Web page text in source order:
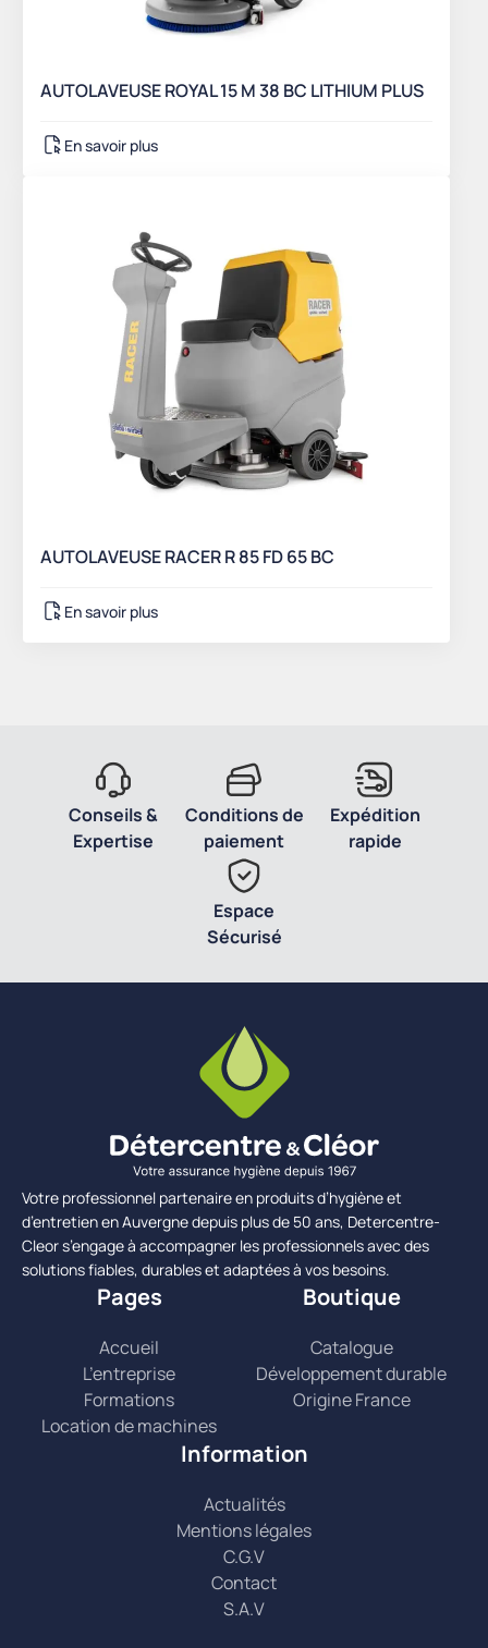
AUTOLAVEUSE ROYAL 15 M 38 BC LITHIUM PLUS
En savoir plus
AUTOLAVEUSE RACER R 85 FD 65 BC
En savoir plus
Conseils &
Expertise
Conditions de
paiement
Expédition
rapide
Espace
Sécurisé
Votre professionnel partenaire en produits d’hygiène et
d’entretien en Auvergne depuis plus de 50 ans, Detercentre-
Cleor s’engage à accompagner les professionnels avec des
solutions fiables, durables et adaptées à vos besoins.
Pages
Accueil
L’entreprise
Formations
Location de machines
Boutique
Catalogue
Développement durable
Origine France
Information
Actualités
Mentions légales
C.G.V
Contact
S.A.V